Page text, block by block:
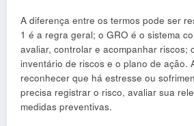
A diferença entre os termos pode ser
1 é a regra geral; o GRO é o sistema
avaliar, controlar e acompanhar riscos;
inventário de riscos e o plano de ação.
reconhecer que há estresse ou
precisa registrar o risco, avaliar sua
medidas preventivas.